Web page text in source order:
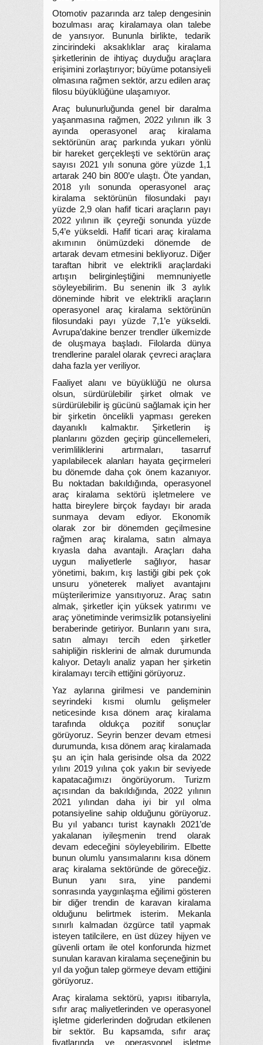
Otomotiv pazarında arz talep dengesinin
bozulması araç kiralamaya olan talebe
de yansıyor. Bununla birlikte, tedarik
zincirindeki aksaklıklar araç kiralama
şirketlerinin de ihtiyaç duyduğu araçlara
erişimini zorlaştırıyor; büyüme potansiyeli
olmasına rağmen sektör, arzu edilen araç
filosu büyüklüğüne ulaşamıyor.
Araç bulunurluğunda genel bir daralma
yaşanmasına rağmen, 2022 yılının ilk 3
ayında operasyonel araç kiralama
sektörünün araç parkında yukarı yönlü
bir hareket gerçekleşti ve sektörün araç
sayısı 2021 yılı sonuna göre yüzde 1,1
artarak 240 bin 800’e ulaştı. Öte yandan,
2018 yılı sonunda operasyonel araç
kiralama sektörünün filosundaki payı
yüzde 2,9 olan hafif ticari araçların payı
2022 yılının ilk çeyreği sonunda yüzde
5,4’e yükseldi. Hafif ticari araç kiralama
akımının önümüzdeki dönemde de
artarak devam etmesini bekliyoruz. Diğer
taraftan hibrit ve elektrikli araçlardaki
artışın belirginleştiğini memnuniyetle
söyleyebilirim. Bu senenin ilk 3 aylık
döneminde hibrit ve elektrikli araçların
operasyonel araç kiralama sektörünün
filosundaki payı yüzde 7,1’e yükseldi.
Avrupa’dakine benzer trendler ülkemizde
de oluşmaya başladı. Filolarda dünya
trendlerine paralel olarak çevreci araçlara
daha fazla yer veriliyor.
Faaliyet alanı ve büyüklüğü ne olursa
olsun, sürdürülebilir şirket olmak ve
sürdürülebilir iş gücünü sağlamak için her
bir şirketin öncelikli yapması gereken
dayanıklı kalmaktır. Şirketlerin iş
planlarını gözden geçirip güncellemeleri,
verimliliklerini artırmaları, tasarruf
yapılabilecek alanları hayata geçirmeleri
bu dönemde daha çok önem kazanıyor.
Bu noktadan bakıldığında, operasyonel
araç kiralama sektörü işletmelere ve
hatta bireylere birçok faydayı bir arada
sunmaya devam ediyor. Ekonomik
olarak zor bir dönemden geçilmesine
rağmen araç kiralama, satın almaya
kıyasla daha avantajlı. Araçları daha
uygun maliyetlerle sağlıyor, hasar
yönetimi, bakım, kış lastiği gibi pek çok
unsuru yöneterek maliyet avantajını
müşterilerimize yansıtıyoruz. Araç satın
almak, şirketler için yüksek yatırımı ve
araç yönetiminde verimsizlik potansiyelini
beraberinde getiriyor. Bunların yanı sıra,
satın almayı tercih eden şirketler
sahipliğin risklerini de almak durumunda
kalıyor. Detaylı analiz yapan her şirketin
kiralamayı tercih ettiğini görüyoruz.
Yaz aylarına girilmesi ve pandeminin
seyrindeki kısmi olumlu gelişmeler
neticesinde kısa dönem araç kiralama
tarafında oldukça pozitif sonuçlar
görüyoruz. Seyrin benzer devam etmesi
durumunda, kısa dönem araç kiralamada
şu an için hala gerisinde olsa da 2022
yılını 2019 yılına çok yakın bir seviyede
kapatacağımızı öngörüyorum. Turizm
açısından da bakıldığında, 2022 yılının
2021 yılından daha iyi bir yıl olma
potansiyeline sahip olduğunu görüyoruz.
Bu yıl yabancı turist kaynaklı 2021’de
yakalanan iyileşmenin trend olarak
devam edeceğini söyleyebilirim. Elbette
bunun olumlu yansımalarını kısa dönem
araç kiralama sektöründe de göreceğiz.
Bunun yanı sıra, yine pandemi
sonrasında yaygınlaşma eğilimi gösteren
bir diğer trendin de karavan kiralama
olduğunu belirtmek isterim. Mekanla
sınırlı kalmadan özgürce tatil yapmak
isteyen tatilcilere, en üst düzey hijyen ve
güvenli ortam ile otel konforunda hizmet
sunulan karavan kiralama seçeneğinin bu
yıl da yoğun talep görmeye devam ettiğini
görüyoruz.
Araç kiralama sektörü, yapısı itibarıyla,
sıfır araç maliyetlerinden ve operasyonel
işletme giderlerinden doğrudan etkilenen
bir sektör. Bu kapsamda, sıfır araç
fiyatlarında ve operasyonel işletme